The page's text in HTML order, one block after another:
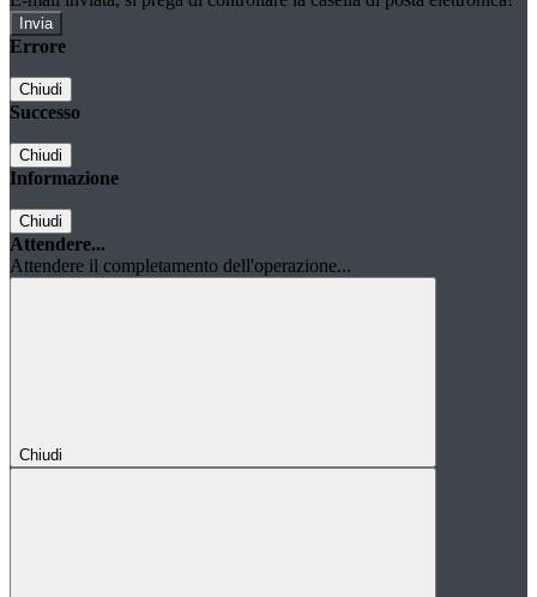
Errore
Chiudi
Successo
Chiudi
Informazione
Chiudi
Attendere...
Attendere il completamento dell'operazione...
Chiudi